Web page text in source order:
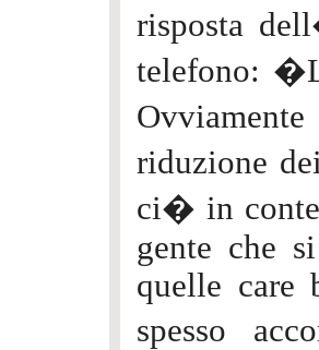
risposta
telefono:
riduzione
ci� in
gente che
quelle care
spesso